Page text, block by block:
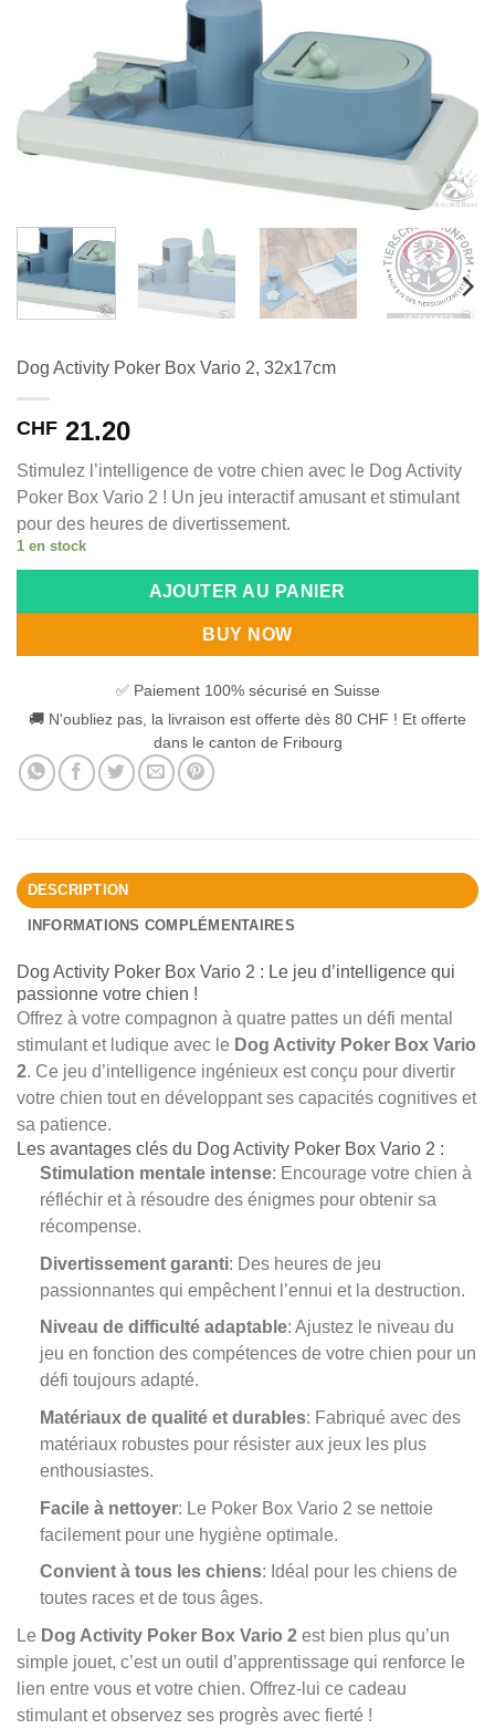
Dog Activity Poker Box Vario 2, 32x17cm
CHF 21.20
Stimulez l’intelligence de votre chien avec le Dog Activity
Poker Box Vario 2 ! Un jeu interactif amusant et stimulant
pour des heures de divertissement.
1 en stock
AJOUTER AU PANIER
BUY NOW
✅ Paiement 100% sécurisé en Suisse
🚚 N'oubliez pas, la livraison est offerte dès 80 CHF ! Et offerte
dans le canton de Fribourg
DESCRIPTION
INFORMATIONS COMPLÉMENTAIRES
Dog Activity Poker Box Vario 2 : Le jeu d’intelligence qui
passionne votre chien !
Offrez à votre compagnon à quatre pattes un défi mental
stimulant et ludique avec le Dog Activity Poker Box Vario
2. Ce jeu d’intelligence ingénieux est conçu pour divertir
votre chien tout en développant ses capacités cognitives et
sa patience.
Les avantages clés du Dog Activity Poker Box Vario 2 :
Stimulation mentale intense: Encourage votre chien à
réfléchir et à résoudre des énigmes pour obtenir sa
récompense.
Divertissement garanti: Des heures de jeu
passionnantes qui empêchent l’ennui et la destruction.
Niveau de difficulté adaptable: Ajustez le niveau du
jeu en fonction des compétences de votre chien pour un
défi toujours adapté.
Matériaux de qualité et durables: Fabriqué avec des
matériaux robustes pour résister aux jeux les plus
enthousiastes.
Facile à nettoyer: Le Poker Box Vario 2 se nettoie
facilement pour une hygiène optimale.
Convient à tous les chiens: Idéal pour les chiens de
toutes races et de tous âges.
Le Dog Activity Poker Box Vario 2 est bien plus qu’un
simple jouet, c’est un outil d’apprentissage qui renforce le
lien entre vous et votre chien. Offrez-lui ce cadeau
stimulant et observez ses progrès avec fierté !